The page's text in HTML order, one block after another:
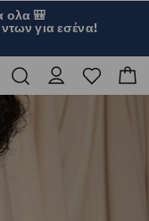
🎒
για εσένα!